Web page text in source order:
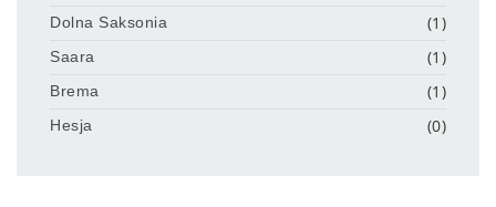
Dolna Saksonia (1)
Saara (1)
Brema (1)
Hesja (0)